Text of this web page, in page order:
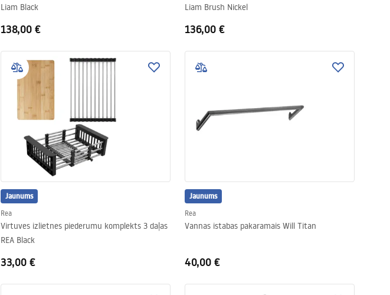
Liam Black
138,00 €
Liam Brush Nickel
136,00 €
Jaunums
Rea
Virtuves izlietnes piederumu komplekts 3 daļas
REA Black
33,00 €
Jaunums
Rea
Vannas istabas pakaramais Will Titan
40,00 €